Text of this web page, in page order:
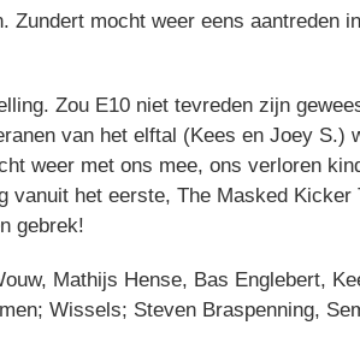
mocht weer eens aantreden
Zou E10 niet tevreden zijn
van het elftal (Kees en Joey S.)
weer met ons mee, ons verloren
het eerste, The Masked
gebrek!
Mathijs Hense, Bas Englebert,
Wissels; Steven Braspenning,